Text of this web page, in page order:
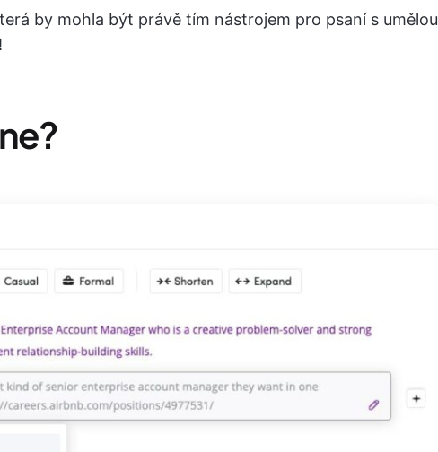
by mohla být právě tím nástrojem pro psaní s umělou